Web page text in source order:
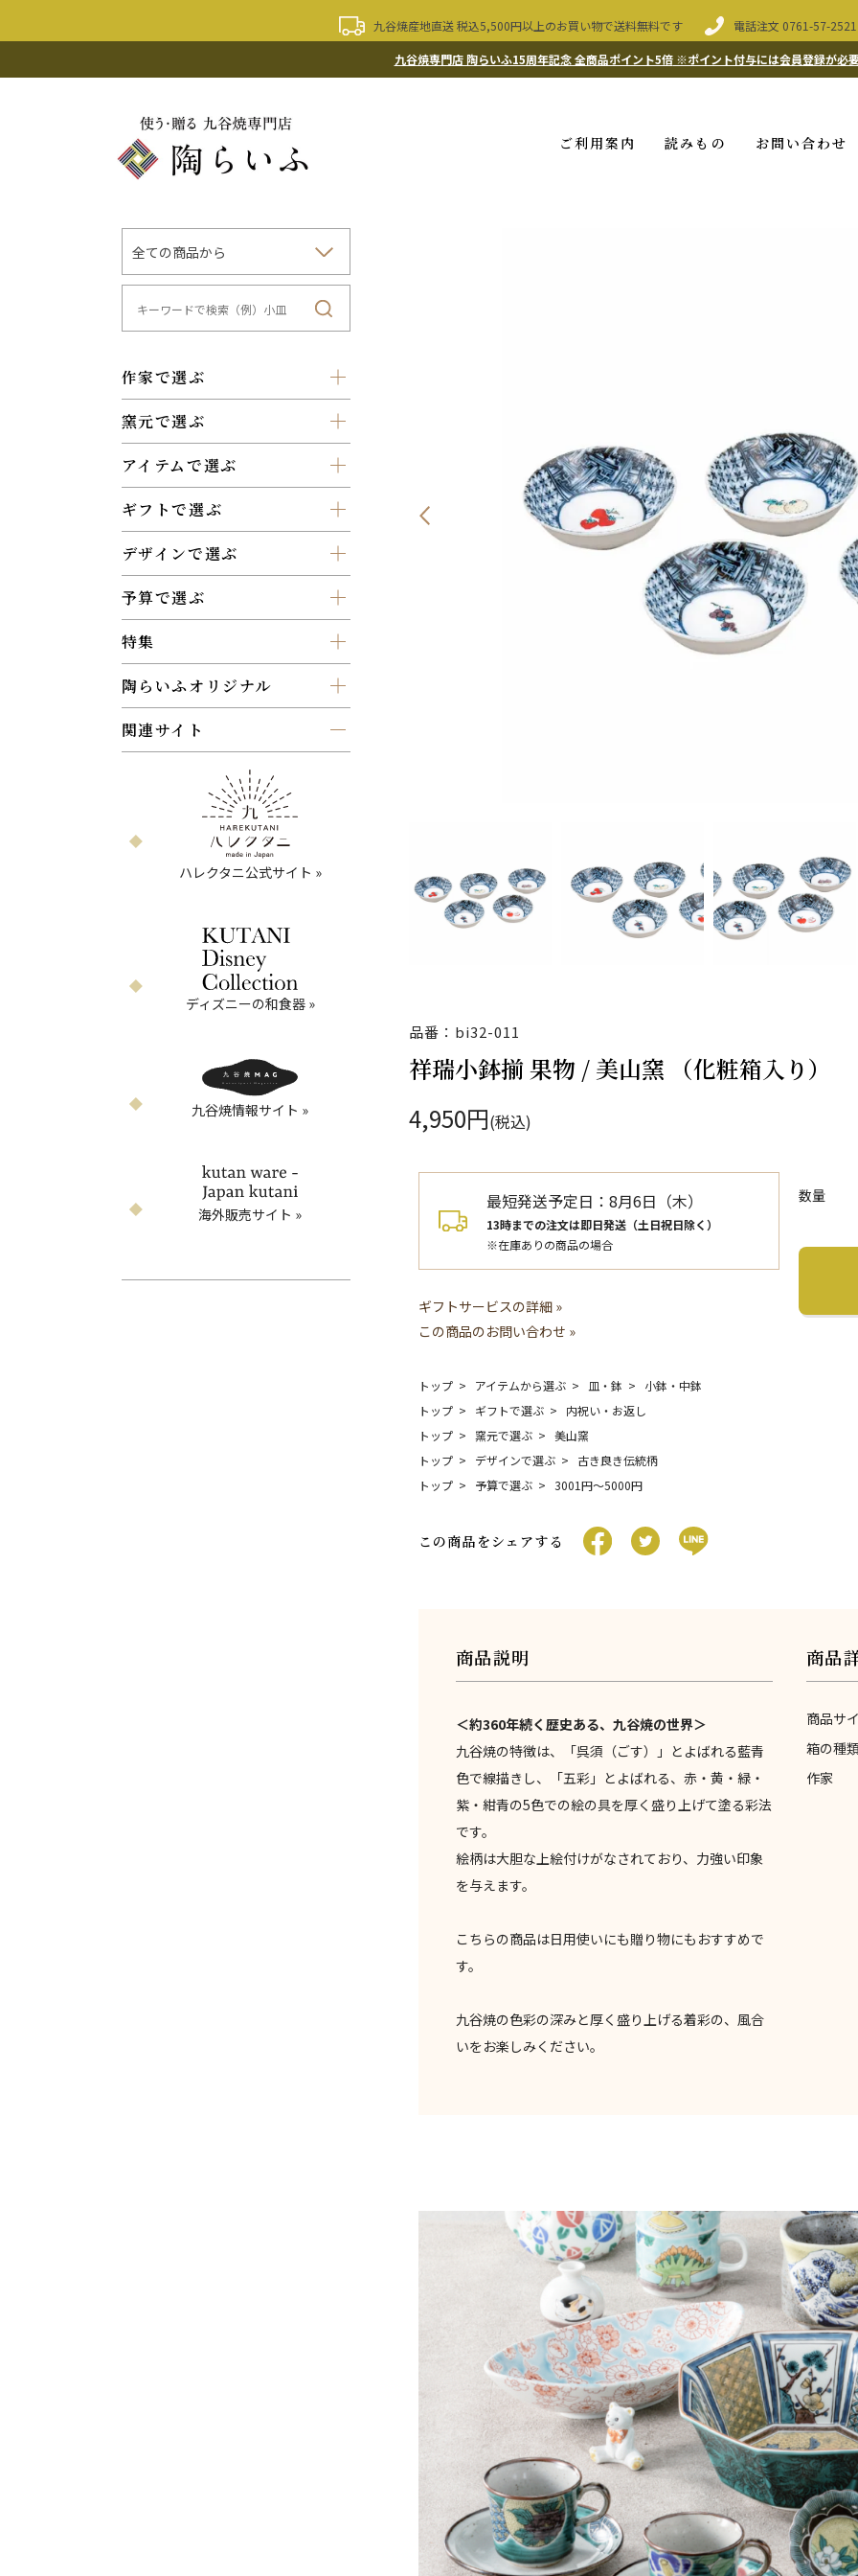
九谷焼産地直送 税込5,500円以上のお買い物で送料無料です 電話注文 0761-57-2521
九谷焼専門店 陶らいふ15周年記念 全商品ポイント5倍※ポイント付与には会員登録が必
ご利用案内 読みもの お問い合わせ
作家で選ぶ
窯元で選ぶ
アイテムで選ぶ
ギフトで選ぶ
デザインで選ぶ
予算で選ぶ
特集
陶らいふオリジナル
関連サイト
ハレクタニ公式サイト »
ディズニーの和食器 »
九谷焼情報サイト »
海外販売サイト »
品番：bi32-011
祥瑞小鉢揃 果物 / 美山窯 （化粧箱入り）
4,950円(税込)
数量
最短発送予定日： 8月6日（木）
13時までの注文は即日発送（土日祝日除く）
※在庫ありの商品の場合
ギフトサービスの詳細 »
この商品のお問い合わせ »
トップ アイテムから選ぶ 皿・鉢
小鉢・中鉢
トップ
ギフトで選ぶ
内祝い・お返し
トップ
窯元で選ぶ
美山窯
トップ
デザインで選ぶ
古き良き伝統柄
トップ
予算で選ぶ 3001円〜5000円
この商品をシェアする
商品説明
＜約360年続く歴史ある、九谷焼の世界＞
九谷焼の特徴は、「呉須（ごす）」とよばれる藍青
色で線描きし、「五彩」とよばれる、赤・黄・緑・
紫・紺青の5色での絵の具を厚く盛り上げて塗る彩法
です。
絵柄は大胆な上絵付けがなされており、力強い印象
を与えます。
こちらの商品は日用使いにも贈り物にもおすすめで
す。
九谷焼の色彩の深みと厚く盛り上げる着彩の、風合
いをお楽しみください。
商品
商品サ
箱の種
作家